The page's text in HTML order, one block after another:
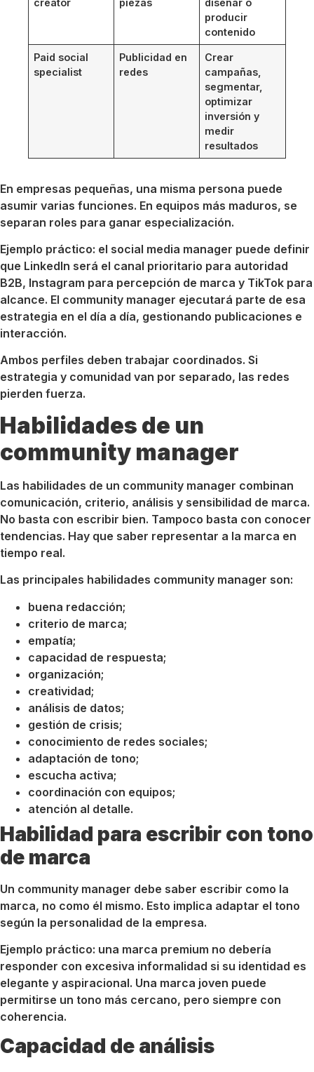
producir
contenido
Paid social
specialist
Publicidad en
redes
Crear
campañas,
segmentar,
optimizar
inversión y
medir
resultados
En empresas pequeñas, una misma persona puede
asumir varias funciones. En equipos más maduros, se
separan roles para ganar especialización.
Ejemplo práctico: el social media manager puede definir
que LinkedIn será el canal prioritario para autoridad
B2B, Instagram para percepción de marca y TikTok para
alcance. El community manager ejecutará parte de esa
estrategia en el día a día, gestionando publicaciones e
interacción.
Ambos perfiles deben trabajar coordinados. Si
estrategia y comunidad van por separado, las redes
pierden fuerza.
Habilidades de un
community manager
Las habilidades de un community manager combinan
comunicación, criterio, análisis y sensibilidad de marca.
No basta con escribir bien. Tampoco basta con conocer
tendencias. Hay que saber representar a la marca en
tiempo real.
Las principales habilidades community manager son:
buena redacción;
criterio de marca;
empatía;
capacidad de respuesta;
organización;
creatividad;
análisis de datos;
gestión de crisis;
conocimiento de redes sociales;
adaptación de tono;
escucha activa;
coordinación con equipos;
atención al detalle.
Habilidad para escribir con tono
de marca
Un community manager debe saber escribir como la
marca, no como él mismo. Esto implica adaptar el tono
según la personalidad de la empresa.
Ejemplo práctico: una marca premium no debería
responder con excesiva informalidad si su identidad es
elegante y aspiracional. Una marca joven puede
permitirse un tono más cercano, pero siempre con
coherencia.
Capacidad de análisis